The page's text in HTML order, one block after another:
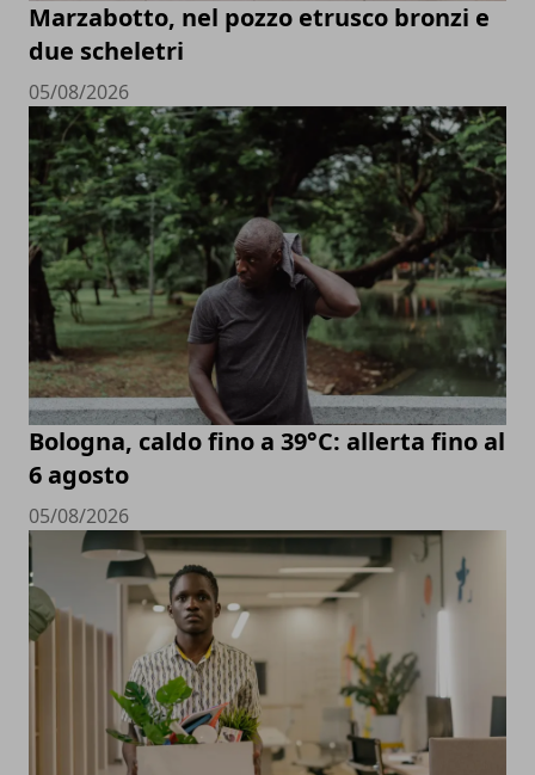
Marzabotto, nel pozzo etrusco bronzi e
due scheletri
05/08/2026
Bologna, caldo fino a 39°C: allerta fino al
6 agosto
05/08/2026